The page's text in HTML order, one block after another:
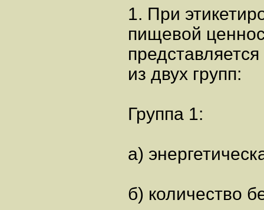
1. При
пищевой
из двух групп:
Группа 1:
а)
б) количество